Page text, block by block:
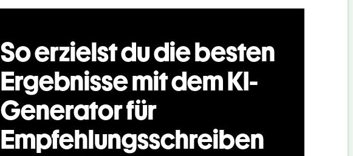
So erzielst du die besten
Ergebnisse mit dem KI-
Generator für
Empfehlungsschreiben